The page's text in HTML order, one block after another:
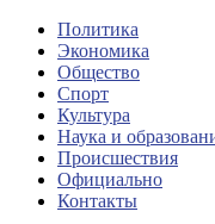
Политика
Экономика
Общество
Спорт
Культура
Наука и
Происшествия
Официально
Контакты